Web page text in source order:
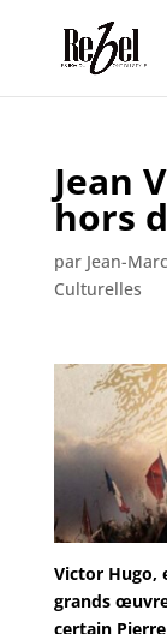
Jean
hors
par Jean-
Culturelles
Victor Hugo,
grands
certain